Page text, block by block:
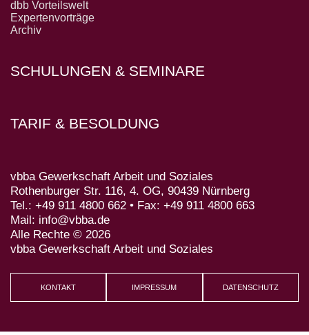
dbb Vorteilswelt
Expertenvorträge
Archiv
SCHULUNGEN & SEMINARE
TARIF & BESOLDUNG
vbba Gewerkschaft Arbeit und Soziales
Rothenburger Str. 116, 4. OG, 90439 Nürnberg
Tel.: +49 911 4800 662 • Fax: +49 911 4800 663
Mail: info@vbba.de
Alle Rechte © 2026
vbba Gewerkschaft Arbeit und Soziales
KONTAKT IMPRESSUM DATENSCHUTZ